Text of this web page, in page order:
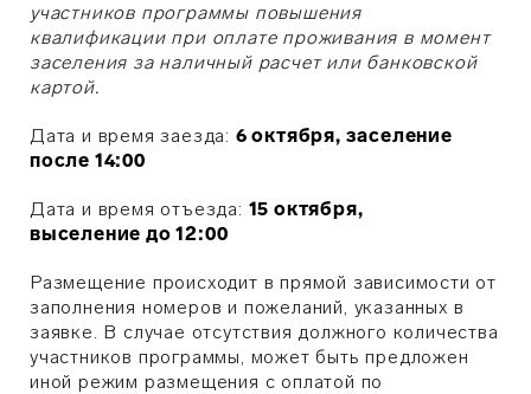
участников программы повышения
квалификации при оплате проживания в момент
заселения за наличный расчет или банковской
картой.
Дата и время заезда: 6 октября, заселение
после 14:00
Дата и время отъезда: 15 октября,
выселение до 12:00
Размещение происходит в прямой зависимости от
заполнения номеров и пожеланий, указанных в
заявке. В случае отсутствия должного количества
участников программы, может быть предложен
иной режим размещения с оплатой по